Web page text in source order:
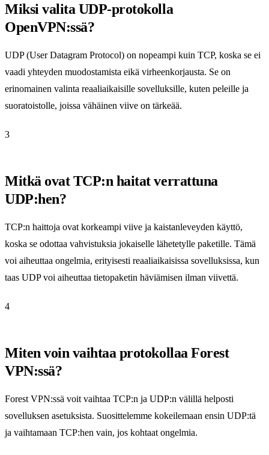
Miksi valita UDP-protokolla
OpenVPN:ssä?
UDP (User Datagram Protocol) on nopeampi kuin TCP, koska se ei
vaadi yhteyden muodostamista eikä virheenkorjausta. Se on
erinomainen valinta reaaliaikaisille sovelluksille, kuten peleille ja
suoratoistolle, joissa vähäinen viive on tärkeää.
3
Mitkä ovat TCP:n haitat verrattuna
UDP:hen?
TCP:n haittoja ovat korkeampi viive ja kaistanleveyden käyttö,
koska se odottaa vahvistuksia jokaiselle lähetetylle paketille. Tämä
voi aiheuttaa ongelmia, erityisesti reaaliaikaisissa sovelluksissa, kun
taas UDP voi aiheuttaa tietopaketin häviämisen ilman viivettä.
4
Miten voin vaihtaa protokollaa Forest
VPN:ssä?
Forest VPN:ssä voit vaihtaa TCP:n ja UDP:n välillä helposti
sovelluksen asetuksista. Suosittelemme kokeilemaan ensin UDP:tä
ja vaihtamaan TCP:hen vain, jos kohtaat ongelmia.